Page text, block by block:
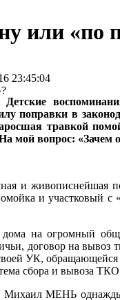
или «по
23:45:04
Детские
поправки в
травкой
мой вопрос: «Зачем
и живописнейшая
и участковый
на огромный
договор на
УК, обращающейся
сбора и вывоза
МЕНЬ